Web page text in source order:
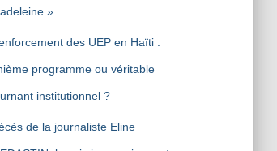
»
des UEP en Haïti :
programme ou véritable
institutionnel ?
de la journaliste Eline